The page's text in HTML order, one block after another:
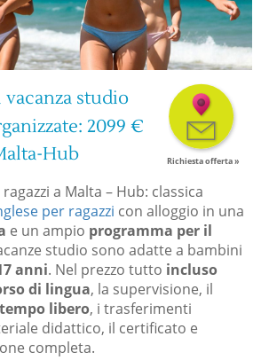
studio
2099 €
Hub Richiesta offerta »
a Malta – Hub: classica
per ragazzi con alloggio in una
e un ampio programma per il
studio sono adatte a bambini
anni. Nel prezzo tutto incluso
di lingua, la supervisione, il
libero, i trasferimenti
didattico, il certificato e
completa.